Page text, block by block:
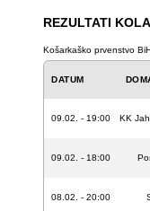
REZULTATI KOLA
Košarkaško prvenstvo
DATUM
09.02. - 19:00 KK
09.02. - 18:00
08.02. - 20:00